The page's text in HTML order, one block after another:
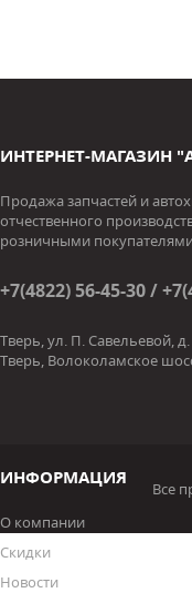
ИНТЕРНЕТ-МАГАЗИН
Продажа запчастей и
отчественного
розничными
+7(4822) 56-45-30 /
Тверь, ул. П. Савельевой, д.
Тверь, Волоколамское
ИНФОРМАЦИЯ
О компании
Скидки
Новости
Все